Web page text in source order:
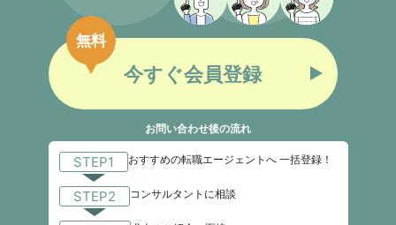
今すぐ会員登録
無料
お問い合わせ後の流れ
STEP1 おすすめの転職エージェントへ 一括登録！
STEP2 コンサルタントに相談